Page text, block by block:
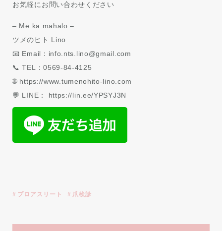
お気軽にお問い合わせください
– Me ka mahalo –
ツメのヒト Lino
📧 Email：info.nts.lino@gmail.com
📞 TEL：0569-84-4125
🌐 https://www.tumenohito-lino.com
💬 LINE： https://lin.ee/YPSYJ3N
プロアスリート 爪検診